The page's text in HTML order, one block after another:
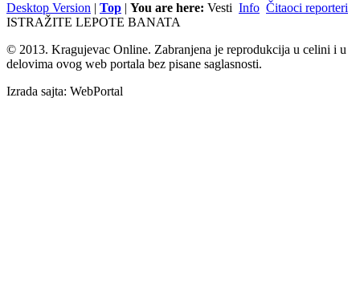
Desktop Version | Top | You are here: Vesti Info Čitaoci reporteri
ISTRAŽITE LEPOTE BANATA
© 2013. Kragujevac Online. Zabranjena je reprodukcija u celini i u
delovima ovog web portala bez pisane saglasnosti.
Izrada sajta: WebPortal